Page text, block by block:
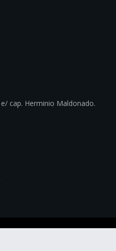
cap. Herminio Maldonado.